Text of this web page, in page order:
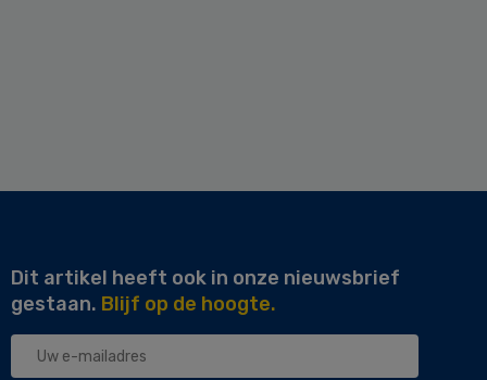
Dit artikel heeft ook in onze nieuwsbrief
gestaan. Blijf op de hoogte.
Uw